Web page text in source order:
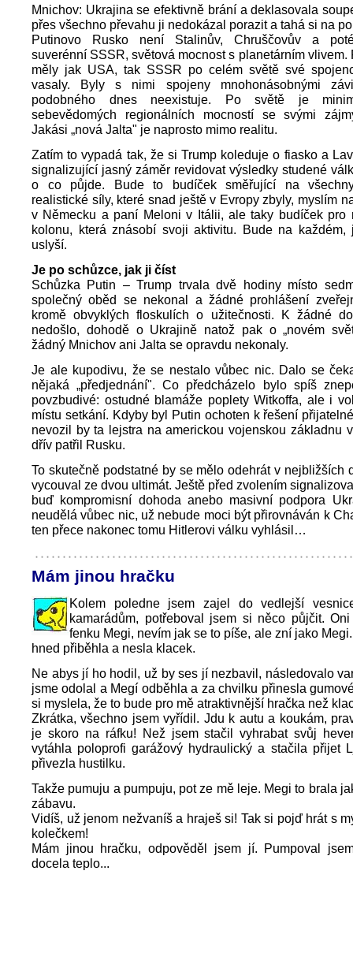
Mnichov: Ukrajina se efektivně brání a deklasovala
přes všechno převahu ji nedokázal porazit a tahá si na
Putinovo Rusko není Stalinův, Chruščovův a
suverénní SSSR, světová mocnost s planetárním vlivem.
měly jak USA, tak SSSR po celém světě své
vasaly. Byly s nimi spojeny mnohonásobnými
podobného dnes neexistuje. Po světě je
sebevědomých regionálních mocností se svými
Jakási „nová Jalta" je naprosto mimo realitu.
Zatím to vypadá tak, že si Trump koleduje o fiasko a
signalizující jasný záměr revidovat výsledky studené
o co půjde. Bude to budíček směřující na
realistické síly, které snad ještě v Evropy zbyly, myslím
v Německu a paní Meloni v Itálii, ale taky budíček pro
kolonu, která znásobí svoji aktivitu. Bude na každém,
uslyší.
Je po schůzce, jak ji číst
Schůzka Putin – Trump trvala dvě hodiny místo
společný oběd se nekonal a žádné prohlášení
kromě obvyklých floskulích o užitečnosti. K žádné
nedošlo, dohodě o Ukrajině natož pak o „novém
žádný Mnichov ani Jalta se opravdu nekonaly.
Je ale kupodivu, že se nestalo vůbec nic. Dalo se
nějaká „předjednání". Co předcházelo bylo spíš
povzbudivé: ostudné blamáže poplety Witkoffa, ale i
místu setkání. Kdyby byl Putin ochoten k řešení
nevozil by ta lejstra na americkou vojenskou základnu
dřív patřil Rusku.
To skutečně podstatné by se mělo odehrát v nejbližších
vycouval ze dvou ultimát. Ještě před zvolením
buď kompromisní dohoda anebo masivní podpora
neudělá vůbec nic, už nebude moci být přirovnáván k
ten přece nakonec tomu Hitlerovi válku vyhlásil…
Mám jinou hračku
Kolem poledne jsem zajel do vedlejší
kamarádům, potřeboval jsem si něco půjčit.
fenku Megi, nevím jak se to píše, ale zní jako
hned přiběhla a nesla klacek.
Ne abys jí ho hodil, už by ses jí nezbavil, následovalo
jsme odolal a Megí odběhla a za chvilku přinesla
si myslela, že to bude pro mě atraktivnější hračka než
Zkrátka, všechno jsem vyřídil. Jdu k autu a koukám,
je skoro na ráfku! Než jsem stačil vyhrabat svůj
vytáhla poloprofi garážový hydraulický a stačila přijet
přivezla hustilku.
Takže pumuju a pumpuju, pot ze mě leje. Megi to brala
zábavu.
Vidíš, už jenom nežvaníš a hraješ si! Tak si pojď hrát s
kolečkem!
Mám jinou hračku, odpověděl jsem jí. Pumpoval
docela teplo...